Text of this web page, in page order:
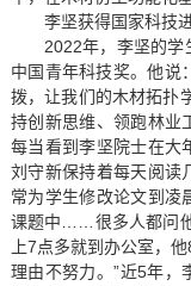
李坚获得国家科技
2022年，李坚的学
中国青年科技奖。他说
拨，让我们的木材拓扑
持创新思维、领跑林业
每当看到李坚院士在大
刘守新保持着每天阅读
常为学生修改论文到凌
课题中……很多人都问
上7点多就到办公室，
理由不努力。”近5年，